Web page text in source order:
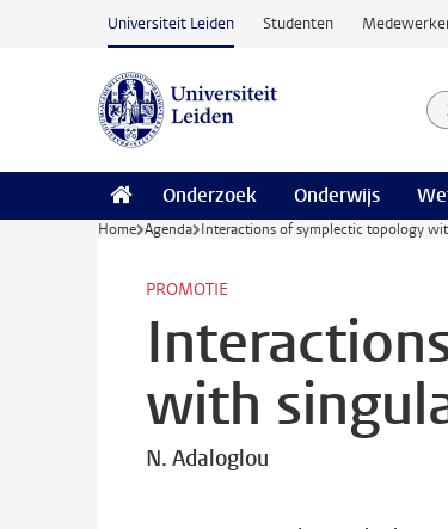
Ga naar hoofdinhoud
Universiteit Leiden Studenten
Onderzoek Onderwijs
Home Agenda Interactions of symplectic topology
PROMOTIE
with
N. Adaloglou